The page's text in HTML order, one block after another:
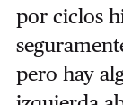
por ciclos
pero hay